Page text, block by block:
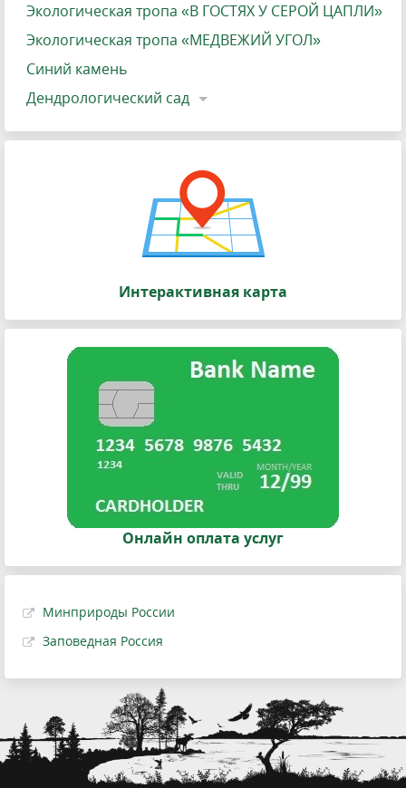
Экологическая тропа «В ГОСТЯХ У СЕРОЙ ЦАПЛИ»
Экологическая тропа «МЕДВЕЖИЙ УГОЛ»
Синий камень
Дендрологический сад
Интерактивная карта
Онлайн оплата услуг
Минприроды России
Заповедная Россия